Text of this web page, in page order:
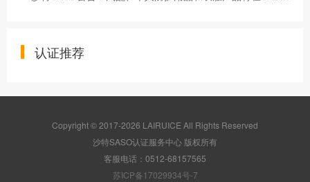
认证推荐
Copyright © 2017-2026 LAIRUICE All Rights Reserved
沙特SASO认证服务中心 版权所有
客服电话：0512-68157565
苏ICP备17029934号-7